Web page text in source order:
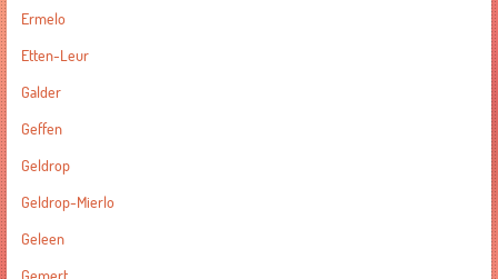
Ermelo
Etten-Leur
Galder
Geffen
Geldrop
Geldrop-Mierlo
Geleen